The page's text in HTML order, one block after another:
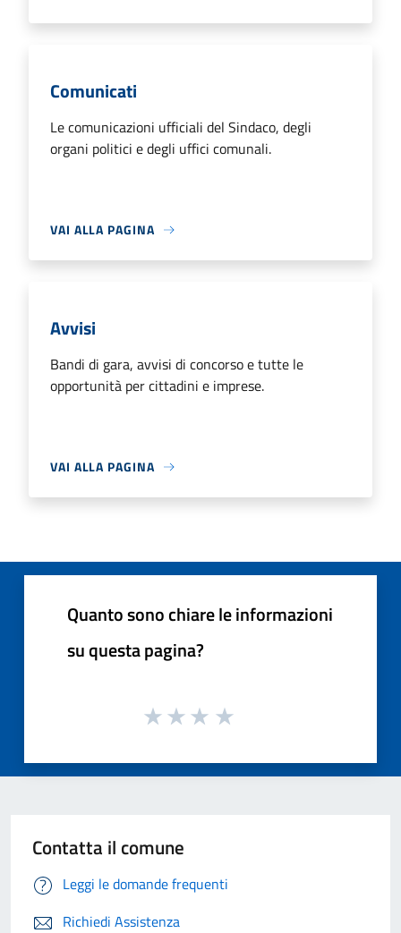
Comunicati
Le comunicazioni ufficiali del Sindaco, degli
organi politici e degli uffici comunali.
VAI ALLA PAGINA
Avvisi
Bandi di gara, avvisi di concorso e tutte le
opportunità per cittadini e imprese.
VAI ALLA PAGINA
Quanto sono chiare le informazioni
su questa pagina?
Contatta il comune
Leggi le domande frequenti
Richiedi Assistenza